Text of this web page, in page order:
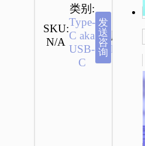
SKU:
N/A
类别:
Type-
C aka
USB-
C
发
送
咨
询
牌：
hoco